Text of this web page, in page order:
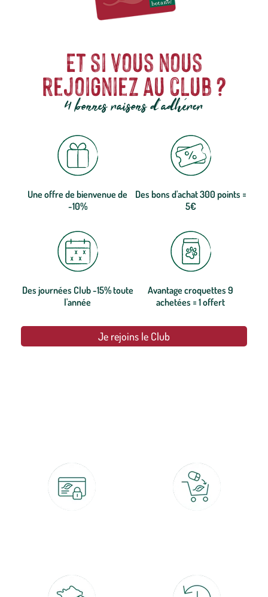
Et si vous nous
rejoigniez au club ?
4 bonnes raisons d'adhérer
Une offre de bienvenue de
-10%
Des bons d'achat 300 points =
5€
Des journées Club -15% toute
l'année
Avantage croquettes 9
achetées = 1 offert
Je rejoins le Club